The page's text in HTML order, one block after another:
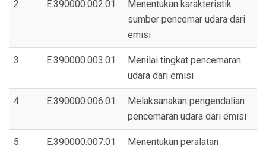
2. E.390000.002.01
Menentukan karakteristik
sumber pencemar udara dari
emisi
3. E.390000.003.01
Menilai tingkat pencemaran
udara dari emisi
4. E.390000.006.01
Melaksanakan pengendalian
pencemaran udara dari emisi
5. E.390000.007.01
Menentukan peralatan